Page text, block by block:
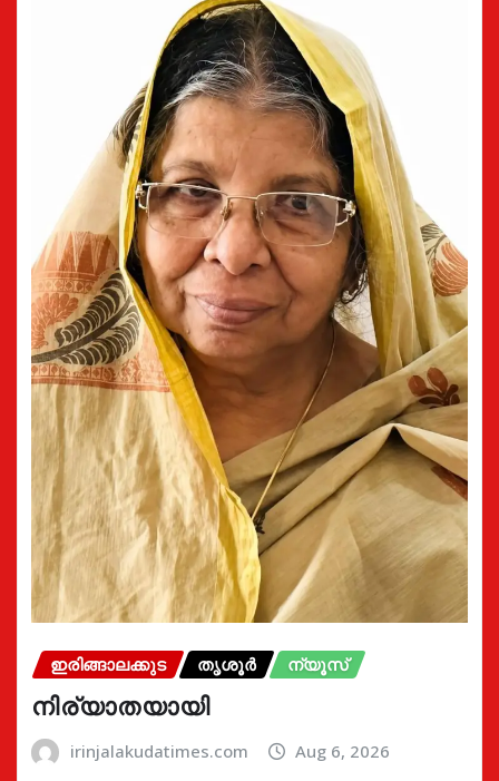
ഇരിങ്ങാലക്കുട തൃശൂർ ന്യൂസ്
നിര്യാതയായി
irinjalakudatimes.com Aug 6, 2026